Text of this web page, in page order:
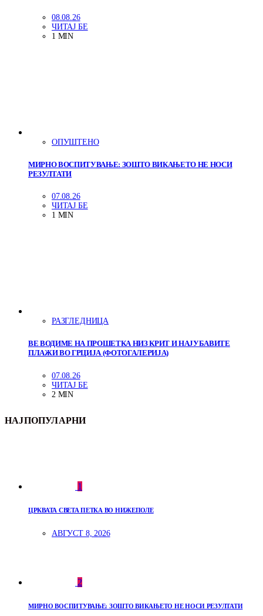
08.08.26
ЧИТАЈ БЕ
1 MIN
ОПУШТЕНО
МИРНО ВОСПИТУВАЊЕ: ЗОШТО ВИКАЊЕТО НЕ НОСИ
РЕЗУЛТАТИ
07.08.26
ЧИТАЈ БЕ
1 MIN
РАЗГЛЕДНИЦА
ВЕ ВОДИМЕ НА ПРОШЕТКА НИЗ КРИТ И НАЈУБАВИТЕ
ПЛАЖИ ВО ГРЦИЈА (ФОТОГАЛЕРИЈА)
07.08.26
ЧИТАЈ БЕ
2 MIN
НАЈПОПУЛАРНИ
1
ЦРКВАТА СВЕТА ПЕТКА ВО НИЖЕПОЛЕ
АВГУСТ 8, 2026
2
МИРНО ВОСПИТУВАЊЕ: ЗОШТО ВИКАЊЕТО НЕ НОСИ РЕЗУЛТАТИ